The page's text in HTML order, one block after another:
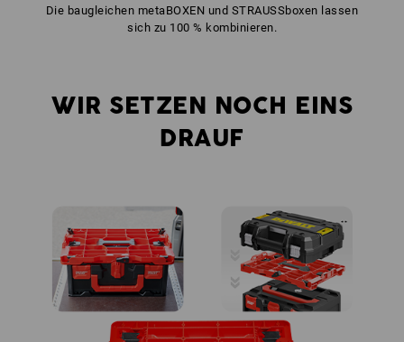
Die baugleichen metaBOXEN und STRAUSSboxen lassen
sich zu 100 % kombinieren.
WIR SETZEN NOCH EINS
DRAUF